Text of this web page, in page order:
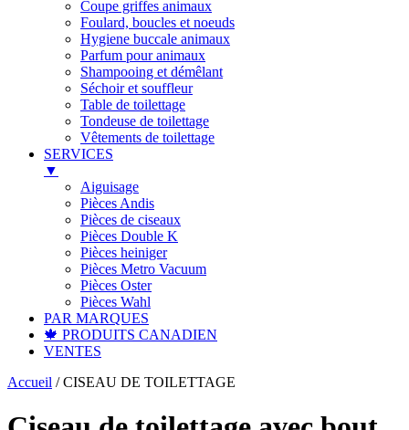
Coupe griffes animaux
Foulard, boucles et noeuds
Hygiene buccale animaux
Parfum pour animaux
Shampooing et démêlant
Séchoir et souffleur
Table de toilettage
Tondeuse de toilettage
Vêtements de toilettage
SERVICES
▼
Aiguisage
Pièces Andis
Pièces de ciseaux
Pièces Double K
Pièces heiniger
Pièces Metro Vacuum
Pièces Oster
Pièces Wahl
PAR MARQUES
🍁 PRODUITS CANADIEN
VENTES
Accueil /CISEAU DE TOILETTAGE